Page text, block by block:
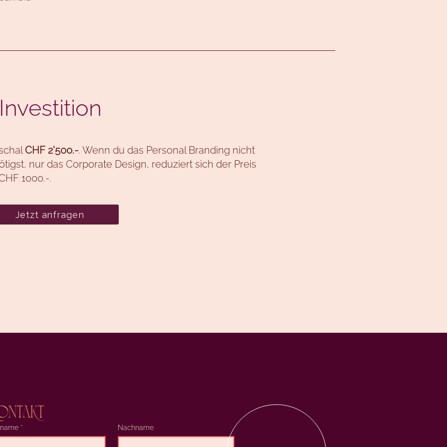
CHF 2'500.-. Wenn du das Personal Branding nicht
nur das Corporate Design, reduziert sich der Preis
1000.-.
Jetzt anfragen
* Nachname